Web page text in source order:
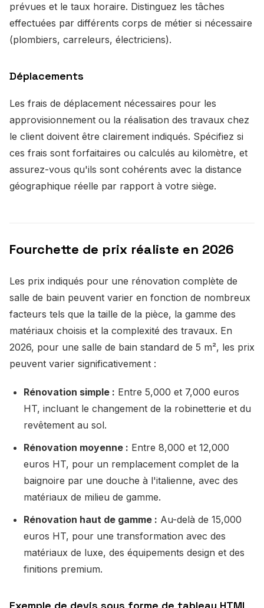
prévues et le taux horaire. Distinguez les tâches
effectuées par différents corps de métier si nécessaire
(plombiers, carreleurs, électriciens).
Déplacements
Les frais de déplacement nécessaires pour les
approvisionnement ou la réalisation des travaux chez
le client doivent être clairement indiqués. Spécifiez si
ces frais sont forfaitaires ou calculés au kilomètre, et
assurez-vous qu'ils sont cohérents avec la distance
géographique réelle par rapport à votre siège.
Fourchette de prix réaliste en 2026
Les prix indiqués pour une rénovation complète de
salle de bain peuvent varier en fonction de nombreux
facteurs tels que la taille de la pièce, la gamme des
matériaux choisis et la complexité des travaux. En
2026, pour une salle de bain standard de 5 m², les prix
peuvent varier significativement :
Rénovation simple : Entre 5,000 et 7,000 euros
HT, incluant le changement de la robinetterie et du
revêtement au sol.
Rénovation moyenne : Entre 8,000 et 12,000
euros HT, pour un remplacement complet de la
baignoire par une douche à l'italienne, avec des
matériaux de milieu de gamme.
Rénovation haut de gamme : Au-delà de 15,000
euros HT, pour une transformation avec des
matériaux de luxe, des équipements design et des
finitions premium.